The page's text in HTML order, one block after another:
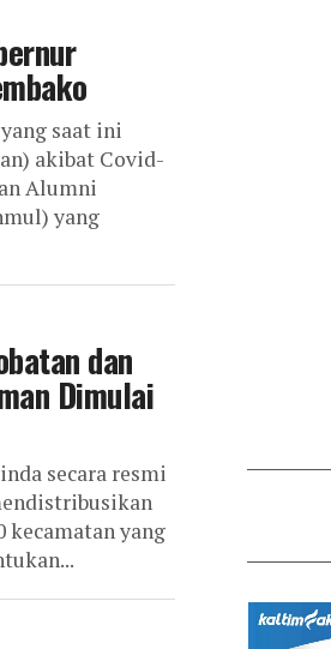
saat ini
akibat Covid-
Alumni
yang
dan
Dimulai
secara resmi
kecamatan yang